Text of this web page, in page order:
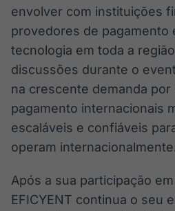
envolver com instituições
provedores de pagamento
tecnologia em toda a
discussões durante o
na crescente demanda por
pagamento internacionais
escaláveis e confiáveis
operam
Após a sua participação
EFICYENT continua o seu